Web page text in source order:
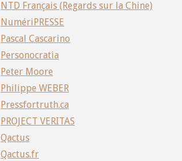
NTD Français (Regards sur la Chine)
NumériPRESSE
Pascal Cascarino
Personocratia
Peter Moore
Philippe WEBER
Pressfortruth.ca
PROJECT VERITAS
Qactus
Qactus.fr